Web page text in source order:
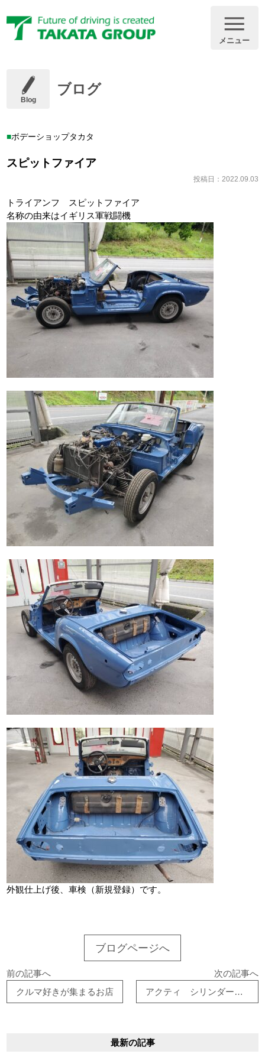
メニュー
Blog
ブログ
ボデーショップタカタ
スピットファイア
投稿日：2022.09.03
トライアンフ スピットファイア
名称の由来はイギリス軍戦闘機
外観仕上げ後、車検（新規登録）です。
ブログページへ
前の記事へ
クルマ好きが集まるお店
次の記事へ
アクティ シリンダーヘッド交換
最新の記事